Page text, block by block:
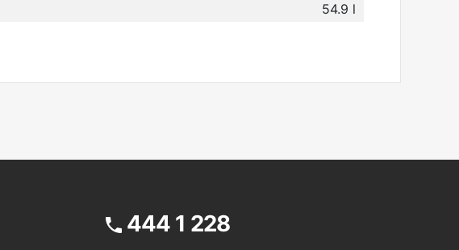
54.9 l
444 1 228